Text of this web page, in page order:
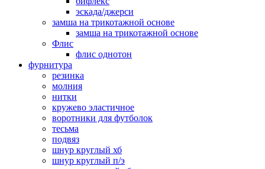
эскада/джерси
замша на трикотажной основе
замша на трикотажной основе
Флис
флис однотон
фурнитура
резинка
молния
нитки
кружево эластичное
воротники для футболок
тесьма
подвяз
шнур круглый хб
шнур круглый п/э